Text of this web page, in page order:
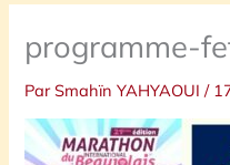
programme-
ParSmahïn YAHYAOUI/